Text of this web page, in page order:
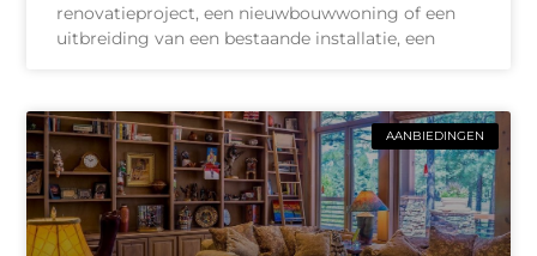
renovatieproject, een nieuwbouwwoning of een
uitbreiding van een bestaande installatie, een
AANBIEDINGEN